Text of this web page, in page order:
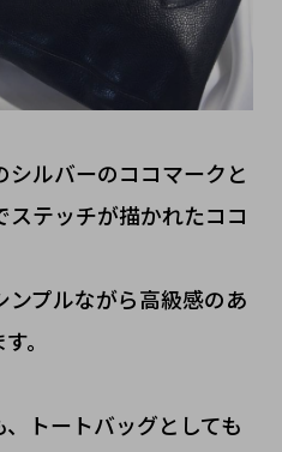
ルバーのココマークと
テッチが描かれたココ
プルながら高級感のあ
。
トートバッグとしても